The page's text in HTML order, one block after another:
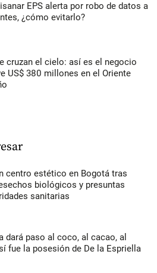
EPS alerta por robo de datos a
¿cómo evitarlo?
cruzan el cielo: así es el negocio
US$ 380 millones en el Oriente
centro estético en Bogotá tras
biológicos y presuntas
sanitarias
dará paso al coco, al cacao, al
fue la posesión de De la Espriella